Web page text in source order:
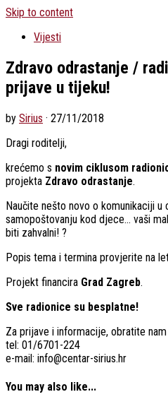
Skip to content
Vijesti
Zdravo odrastanje /
prijave u tijeku!
by Sirius · 27/11/2018
Dragi roditelji,
krećemo s novim ciklusom
projekta Zdravo odrastanje.
Naučite nešto novo o komunikaciji u
samopoštovanju kod djece… vaši
biti zahvalni! ?
Popis tema i termina provjerite na
Projekt financira Grad Zagreb.
Sve radionice su besplatne!
Za prijave i informacije, obratite nam
tel: 01/6701-224
e-mail: info@centar-sirius.hr
You may also like...